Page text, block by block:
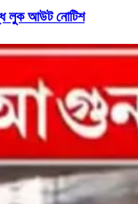
লুক আউট নোটিশ